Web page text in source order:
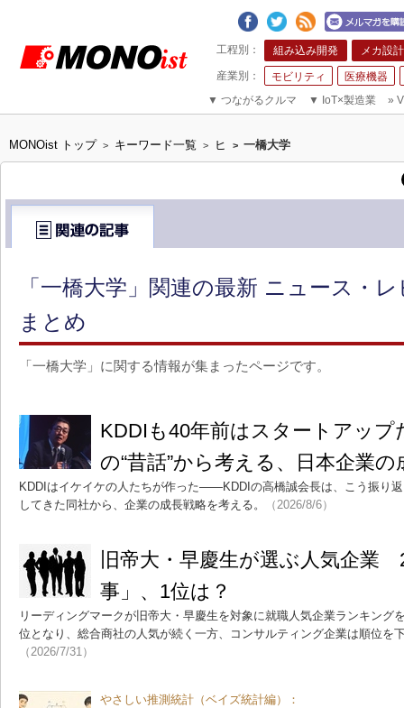
組み込み開発 メカ設計
モビリティ
医療機器
▼ つながるクルマ ▼ IoT×製造業 »
MONOist トップ > キーワード一覧 > ヒ > 一橋大学
「一橋大学」関連の最新 ニュース・
まとめ
「一橋大学」に関する情報が集まったページです。
KDDIも40年前はスタートアッ
の“昔話”から考える、日本企業の
KDDIはイケイケの人たちが作った――KDDIの高橋誠会長は、こう振り返
してきた同社から、企業の成長戦略を考える。
（2026/8/6）
旧帝大・早慶生が選ぶ人気企業
事」、1位は？
リーディングマークが旧帝大・早慶生を対象に就職人気企業ランキング
位となり、総合商社の人気が続く一方、コンサルティング企業は順位を
（2026/7/31）
やさしい推測統計（ベイズ統計編）：